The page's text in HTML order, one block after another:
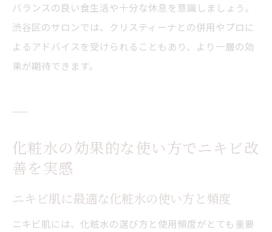
バランスの良い食生活や十分な休息を意識しましょう。
渋谷区のサロンでは、クリスティーナとの併用やプロに
よるアドバイスを受けられることもあり、より一層の効
果が期待できます。
化粧水の効果的な使い方でニキビ改
善を実感
ニキビ肌に最適な化粧水の使い方と頻度
ニキビ肌には、化粧水の選び方と使用頻度がとても重要